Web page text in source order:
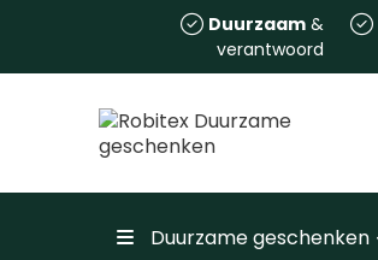
Duurzaam&
verantwoord
Duurzame geschenken